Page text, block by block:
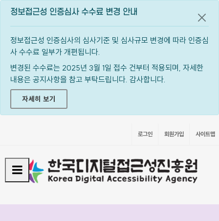
정보접근성 인증심사 수수료 변경 안내
정보접근성 인증심사의 심사기준 및 심사규모 변경에 따라 인증심
사 수수료 일부가 개편됩니다.
변경된 수수료는 2025년 3월 1일 접수 건부터 적용되며, 자세한
내용은 공지사항을 참고 부탁드립니다. 감사합니다.
자세히 보기
공지
로그인 회원가입 사이트맵